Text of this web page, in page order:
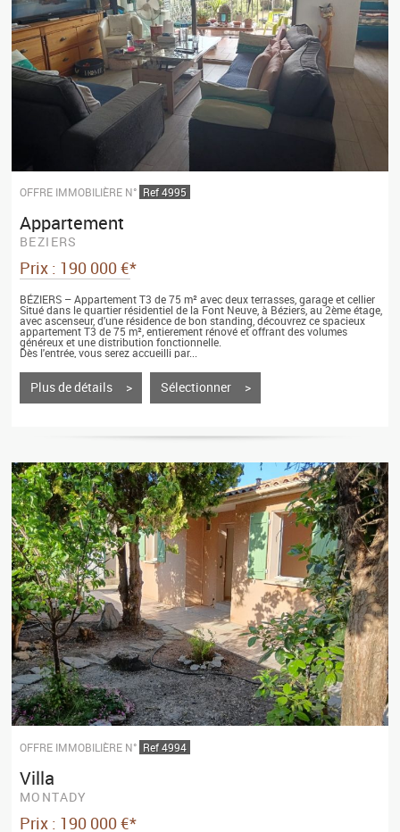
OFFRE IMMOBILIÈRE N° Ref 4995
Appartement
BEZIERS
Prix : 190 000 €*
BÉZIERS – Appartement T3 de 75 m² avec deux terrasses, garage et cellier
Situé dans le quartier résidentiel de la Font Neuve, à Béziers, au 2ème étage,
avec ascenseur, d'une résidence de bon standing, découvrez ce spacieux
appartement T3 de 75 m², entierement rénové et offrant des volumes
généreux et une distribution fonctionnelle.
Dès l'entrée, vous serez accueilli par...
Plus de détails > Sélectionner >
OFFRE IMMOBILIÈRE N° Ref 4994
Villa
MONTADY
Prix : 190 000 €*